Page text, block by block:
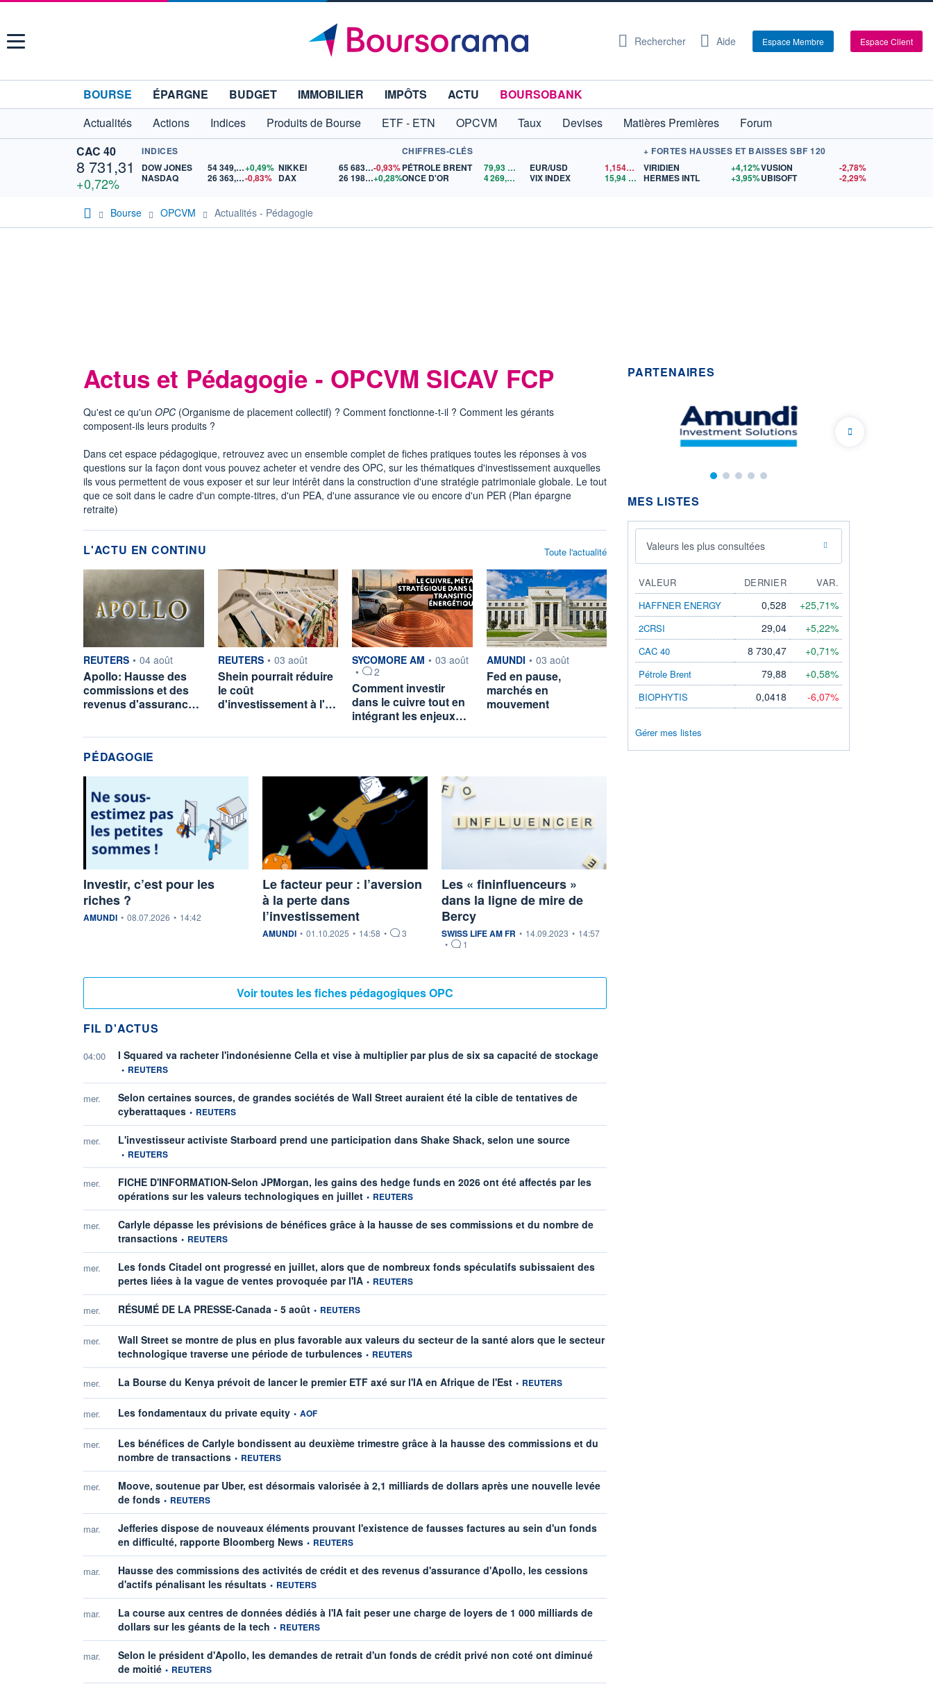
Menu Rechercher Aide Espace Membre Espace Client
BOURSE ÉPARGNE BUDGET IMMOBILIER IMPÔTS ACTU
BOURSOBANK
Actualités
Actions Indices Produits de Bourse ETF - ETN OPCVM Taux Devises Matières Premières
Forum
CAC 40
8 731,31
+0,72%
INDICES
DOW JONES
54 349,12+0,49%
NASDAQ
26 363,44-0,83%
NIKKEI 65 683,26-0,93%
DAX
26 198,55+0,28%
CHIFFRES-CLÉS
PÉTROLE BRENT
79,93$US
ONCE D'OR
4 269,07 $US
EUR/USD 1,1540$US
VIX INDEX
15,94$US
+ FORTES HAUSSES ET BAISSES SBF 120
VIRIDIEN
+4,12%
HERMES INTL
+3,95%
VUSION
-2,78%
UBISOFT
-2,29%
Bourse OPCVM Actualités - Pédagogie
Actus et Pédagogie - OPCVM SICAV FCP
Qu'est ce qu'un OPC (Organisme de placement collectif) ? Comment fonctionne-t-il ? Comment les gérants
composent-ils leurs produits ?
Dans cet espace pédagogique, retrouvez avec un ensemble complet de fiches pratiques toutes les réponses à vos
questions sur la façon dont vous pouvez acheter et vendre des OPC, sur les thématiques d'investissement auxquelles
ils vous permettent de vous exposer et sur leur intérêt dans la construction d'une stratégie patrimoniale globale. Le tout
que ce soit dans le cadre d'un compte-titres, d'un PEA, d'une assurance vie ou encore d'un PER (Plan épargne
retraite)
L'ACTU EN CONTINU
information fournie par
REUTERS • 04 août
Apollo: Hausse des
commissions et des
revenus d'assuranc…
information fournie par
REUTERS • 03 août
Shein pourrait réduire
le coût
d'investissement à l'…
information fournie par
SYCOMORE AM • 03 août
•
2
Comment investir
dans le cuivre tout en
intégrant les enjeux…
information fournie par
AMUNDI • 03 août
Fed en pause,
marchés en
mouvement
Toute l'actualité
PÉDAGOGIE
Investir, c’est pour les
riches ?
information fournie par
AMUNDI • 08.07.2026 • 14:42
Le facteur peur : l’aversion
à la perte dans
l’investissement
information fournie par
AMUNDI • 01.10.2025 • 14:58 • 3
Les « fininfluenceurs »
dans la ligne de mire de
Bercy
information fournie par
SWISS LIFE AM FR • 14.09.2023 • 14:57
•
1
Voir toutes les fiches pédagogiques OPC
FIL D'ACTUS
04:00 I Squared va racheter l'indonésienne Cella et vise à multiplier par plus de six sa capacité de stockage
• REUTERS
mer.
Selon certaines sources, de grandes sociétés de Wall Street auraient été la cible de tentatives de
cyberattaques information fournie par
• REUTERS
mer. L'investisseur activiste Starboard prend une participation dans Shake Shack, selon une source
• REUTERS
mer.
FICHE D'INFORMATION-Selon JPMorgan, les gains des hedge funds en 2026 ont été affectés par les
opérations sur les valeurs technologiques en juilletinformation fournie par
• REUTERS
mer.
Carlyle dépasse les prévisions de bénéfices grâce à la hausse de ses commissions et du nombre de
transactions information fournie par
• REUTERS
mer.
Les fonds Citadel ont progressé en juillet, alors que de nombreux fonds spéculatifs subissaient des
pertes liées à la vague de ventes provoquée par l'IA information fournie par
• REUTERS
mer. RÉSUMÉ DE LA PRESSE-Canada - 5 aoûtinformation fournie par
• REUTERS
mer.
Wall Street se montre de plus en plus favorable aux valeurs du secteur de la santé alors que le secteur
technologique traverse une période de turbulences information fournie par
• REUTERS
mer. La Bourse du Kenya prévoit de lancer le premier ETF axé sur l'IA en Afrique de l'Estinformation fournie par
• REUTERS
mer. Les fondamentaux du private equityinformation fournie par
• AOF
mer.
Les bénéfices de Carlyle bondissent au deuxième trimestre grâce à la hausse des commissions et du
nombre de transactions information fournie par
• REUTERS
mer.
Moove, soutenue par Uber, est désormais valorisée à 2,1 milliards de dollars après une nouvelle levée
de fonds information fournie par
• REUTERS
mar.
Jefferies dispose de nouveaux éléments prouvant l'existence de fausses factures au sein d'un fonds
en difficulté, rapporte Bloomberg News information fournie par
• REUTERS
mar.
Hausse des commissions des activités de crédit et des revenus d'assurance d'Apollo, les cessions
d'actifs pénalisant les résultats information fournie par
• REUTERS
mar.
La course aux centres de données dédiés à l'IA fait peser une charge de loyers de 1 000 milliards de
dollars sur les géants de la tech information fournie par
• REUTERS
mar.
Selon le président d'Apollo, les demandes de retrait d'un fonds de crédit privé non coté ont diminué
de moitié information fournie par
• REUTERS
PARTENAIRES
MES LISTES
Valeurs les plus consultées
VALEUR DERNIER
VAR.
HAFFNER ENERGY
0,528 +25,71%
2CRSI 29,04 +5,22%
CAC 40 8 730,47 +0,71%
Pétrole Brent 79,88 +0,58%
BIOPHYTIS 0,0418 -6,07%
Gérer mes listes